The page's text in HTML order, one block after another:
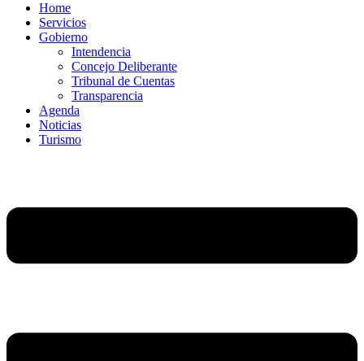
Home
Servicios
Gobierno
Intendencia
Concejo Deliberante
Tribunal de Cuentas
Transparencia
Agenda
Noticias
Turismo